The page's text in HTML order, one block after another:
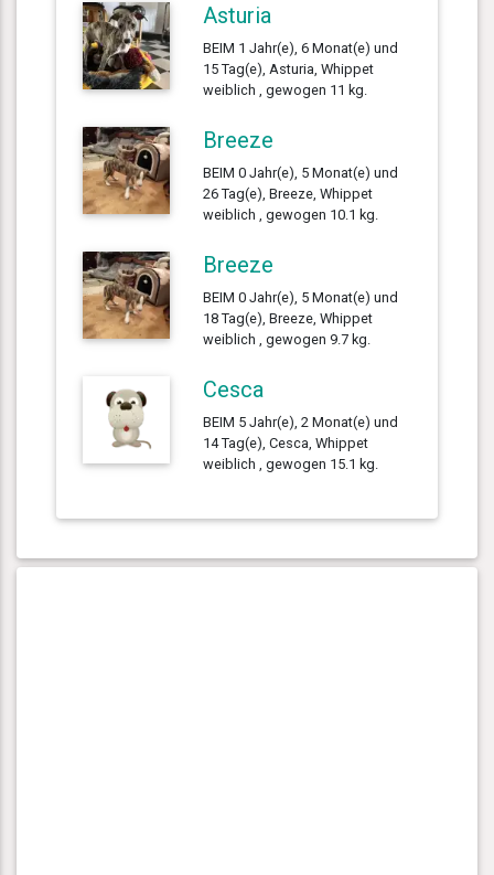
Asturia
BEIM 1 Jahr(e), 6 Monat(e) und
15 Tag(e), Asturia, Whippet
weiblich , gewogen 11 kg.
Breeze
BEIM 0 Jahr(e), 5 Monat(e) und
26 Tag(e), Breeze, Whippet
weiblich , gewogen 10.1 kg.
Breeze
BEIM 0 Jahr(e), 5 Monat(e) und
18 Tag(e), Breeze, Whippet
weiblich , gewogen 9.7 kg.
Cesca
BEIM 5 Jahr(e), 2 Monat(e) und
14 Tag(e), Cesca, Whippet
weiblich , gewogen 15.1 kg.